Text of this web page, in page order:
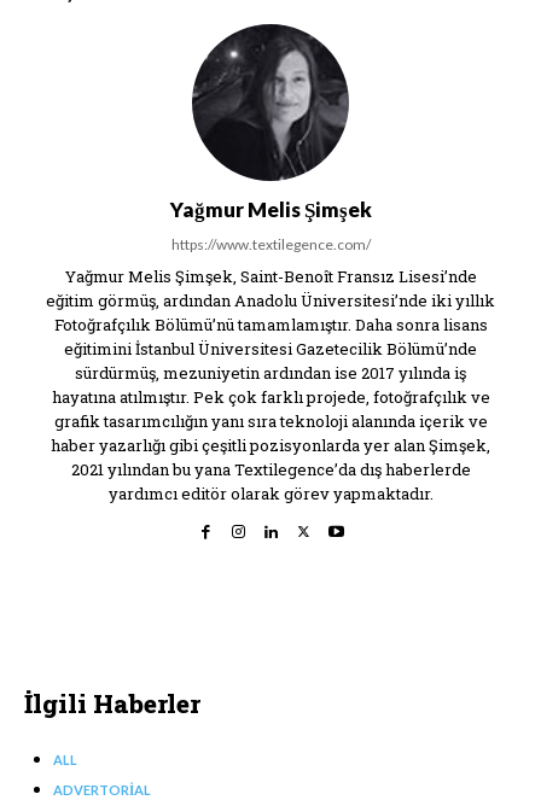
Yağmur Melis Şimşek
https://www.textilegence.com/
Yağmur Melis Şimşek, Saint-Benoît Fransız Lisesi’nde
eğitim görmüş, ardından Anadolu Üniversitesi’nde iki yıllık
Fotoğrafçılık Bölümü’nü tamamlamıştır. Daha sonra lisans
eğitimini İstanbul Üniversitesi Gazetecilik Bölümü’nde
sürdürmüş, mezuniyetin ardından ise 2017 yılında iş
hayatına atılmıştır. Pek çok farklı projede, fotoğrafçılık ve
grafik tasarımcılığın yanı sıra teknoloji alanında içerik ve
haber yazarlığı gibi çeşitli pozisyonlarda yer alan Şimşek,
2021 yılından bu yana Textilegence’da dış haberlerde
yardımcı editör olarak görev yapmaktadır.
İlgili Haberler
ALL
ADVERTORIAL